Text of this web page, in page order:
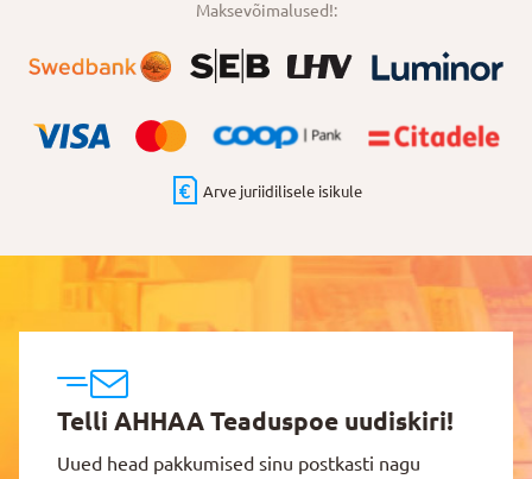
Maksevõimalused!:
Arve juriidilisele isikule
Telli AHHAA Teaduspoe uudiskiri!
Uued head pakkumised sinu postkasti nagu